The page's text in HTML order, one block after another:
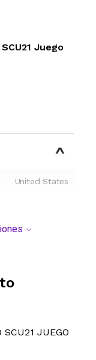
Juego
United States
SCU21 JUEGO